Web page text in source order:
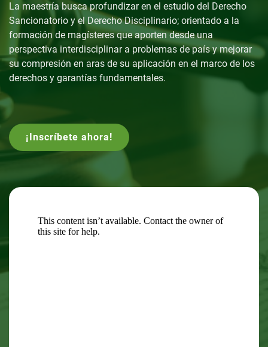
La maestría busca profundizar en el estudio del Derecho
Sancionatorio y el Derecho Disciplinario; orientado a la
formación de magísteres que aporten desde una
perspectiva interdisciplinar a problemas de país y mejorar
su compresión en aras de su aplicación en el marco de los
derechos y garantías fundamentales.
¡Inscríbete ahora!